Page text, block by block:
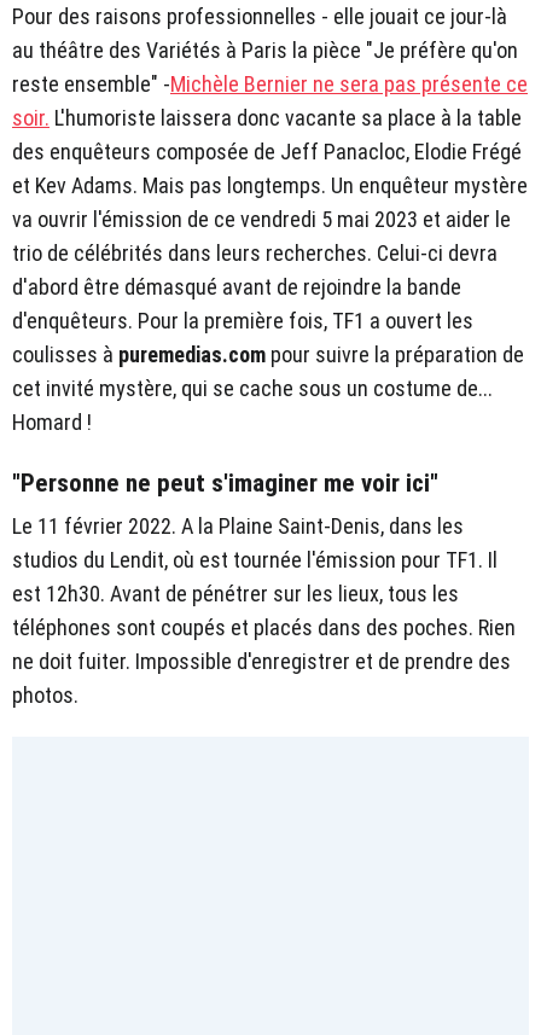
Pour des raisons professionnelles - elle jouait ce jour-là
au théâtre des Variétés à Paris la pièce "Je préfère qu'on
reste ensemble" -Michèle Bernier ne sera pas présente ce
soir. L'humoriste laissera donc vacante sa place à la table
des enquêteurs composée de Jeff Panacloc, Elodie Frégé
et Kev Adams. Mais pas longtemps. Un enquêteur mystère
va ouvrir l'émission de ce vendredi 5 mai 2023 et aider le
trio de célébrités dans leurs recherches. Celui-ci devra
d'abord être démasqué avant de rejoindre la bande
d'enquêteurs. Pour la première fois, TF1 a ouvert les
coulisses à puremedias.com pour suivre la préparation de
cet invité mystère, qui se cache sous un costume de...
Homard !
"Personne ne peut s'imaginer me voir ici"
Le 11 février 2022. A la Plaine Saint-Denis, dans les
studios du Lendit, où est tournée l'émission pour TF1. Il
est 12h30. Avant de pénétrer sur les lieux, tous les
téléphones sont coupés et placés dans des poches. Rien
ne doit fuiter. Impossible d'enregistrer et de prendre des
photos.